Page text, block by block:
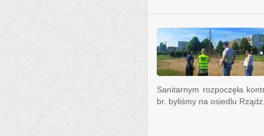
Sanitarnym rozpoczęła
br. byliśmy na osiedlu